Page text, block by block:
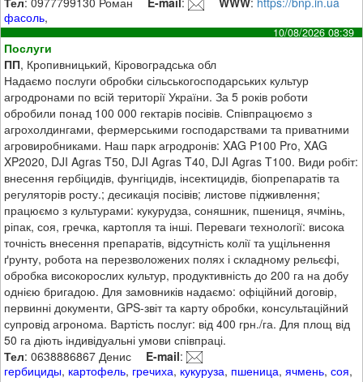
фасоль,
10/08/2026 08:39
Послуги
ПП, Кропивницький, Кіровоградська обл
Надаємо послуги обробки сільськогосподарських культур
агродронами по всій території України. За 5 років роботи
обробили понад 100 000 гектарів посівів. Співпрацюємо з
агрохолдингами, фермерськими господарствами та приватними
агровиробниками. Наш парк агродронів: XAG P100 Pro, XAG
XP2020, DJI Agras T50, DJI Agras T40, DJI Agras T100. Види робіт:
внесення гербіцидів, фунгіцидів, інсектицидів, біопрепаратів та
регуляторів росту.; десикація посівів; листове підживлення;
працюємо з культурами: кукурудза, соняшник, пшениця, ячмінь,
ріпак, соя, гречка, картопля та інші. Переваги технології: висока
точність внесення препаратів, відсутність колії та ущільнення
ґрунту, робота на перезволожених полях і складному рельєфі,
обробка високорослих культур, продуктивність до 200 га на добу
однією бригадою. Для замовників надаємо: офіційний договір,
первинні документи, GPS-звіт та карту обробки, консультаційний
супровід агронома. Вартість послуг: від 400 грн./га. Для площ від
50 га діють індивідуальні умови співпраці.
Тел: 0638886867 Денис E-mail:
гербициды, картофель, гречиха, кукуруза, пшеница,ячмень,соя,